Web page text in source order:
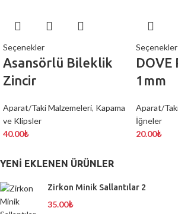
Seçenekler
Asansörlü Bileklik
Zincir
Aparat/Taki Malzemeleri, Kapama
ve Klipsler
40.00₺
Seçenekler
DOVE
1mm
Aparat/
İğneler
20.00₺
YENI EKLENEN ÜRÜNLER
Zirkon Minik Sallantılar 2
35.00₺